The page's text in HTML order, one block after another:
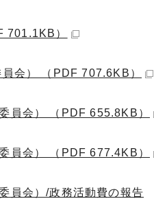
701.1KB）
会） （PDF 707.6KB）
員会） （PDF 655.8KB）
員会） （PDF 677.4KB）
員会）/政務活動費の報告